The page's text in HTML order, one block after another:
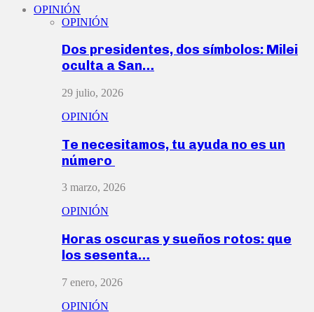
OPINIÓN
OPINIÓN
Dos presidentes, dos símbolos: Milei
oculta a San…
29 julio, 2026
OPINIÓN
Te necesitamos, tu ayuda no es un
número
3 marzo, 2026
OPINIÓN
Horas oscuras y sueños rotos: que
los sesenta…
7 enero, 2026
OPINIÓN